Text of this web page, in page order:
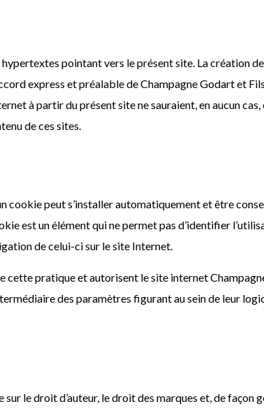
pointant vers le présent site. La création
express et préalable de Champagne Godart et
à partir du présent site ne sauraient, en aucun cas,
de ces sites.
cookie peut s’installer automatiquement et être
est un élément qui ne permet pas d’identifier
de celui-ci sur le site Internet.
cette pratique et autorisent le site internet
des paramètres figurant au sein de leur
le droit d’auteur, le droit des marques et, de façon